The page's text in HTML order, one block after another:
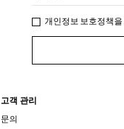
개인정보 보호정책
고객 관리
문의